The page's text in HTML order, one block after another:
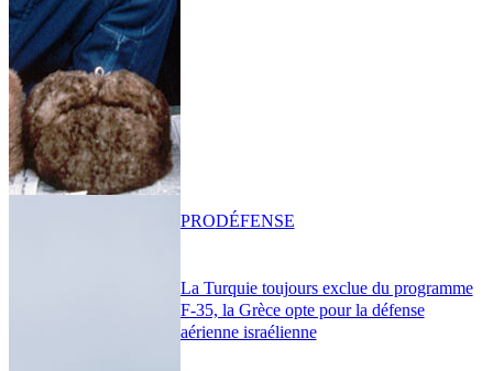
La Turquie toujours exclue du programme
F-35, la Grèce opte pour la défense
aérienne israélienne
PRODÉFENSE